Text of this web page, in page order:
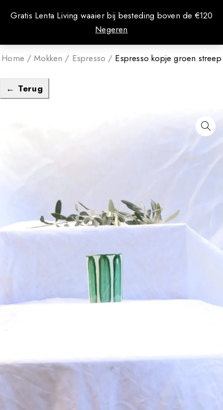
Gratis Lenta Living waaier bij besteding boven de €120
Negeren
0
Home / Mokken / Espresso / Espresso kopje groen streep
← Terug